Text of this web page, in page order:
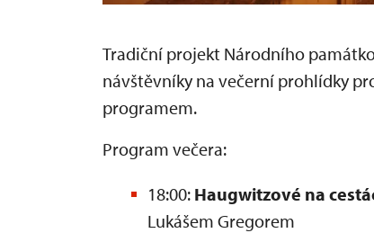
Tradiční projekt Národního
návštěvníky na večerní prohlídky
programem.
Program večera:
18:00: Haugwitzové na
Lukášem Gregorem